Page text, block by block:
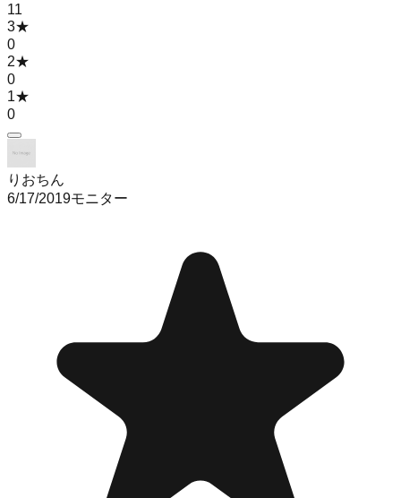
11
3★
0
2★
0
1★
0
りおちん
6/17/2019モニター